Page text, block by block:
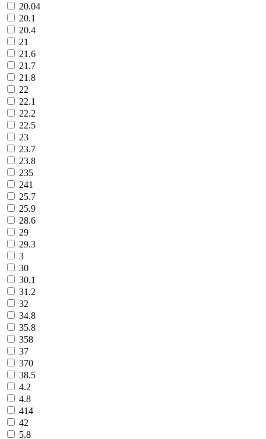
20.04
20.1
20.4
21
21.6
21.7
21.8
22
22.1
22.2
22.5
23
23.7
23.8
235
241
25.7
25.9
28.6
29
29.3
3
30
30.1
31.2
32
34.8
35.8
358
37
370
38.5
4.2
4.8
414
42
5.8